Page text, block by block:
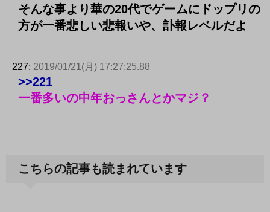
そんな事より華の20代でゲームにドップリの
方が一番悲しい悲報いや、訃報レベルだよ
227: 2019/01/21(月) 17:27:25.88
>>221
一番多いの中年おっさんとかマジ？
こちらの記事も読まれています